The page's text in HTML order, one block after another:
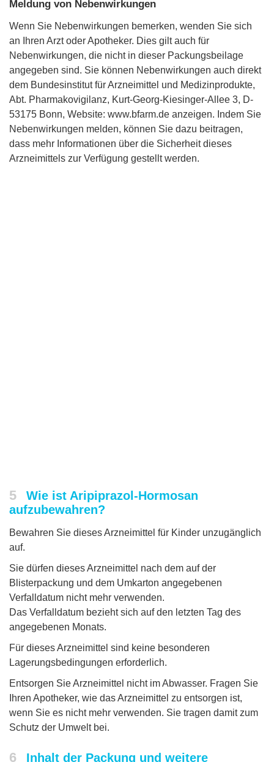
Meldung von Nebenwirkungen
Wenn Sie Nebenwirkungen bemerken, wenden Sie sich
an Ihren Arzt oder Apotheker. Dies gilt auch für
Nebenwirkungen, die nicht in dieser Packungsbeilage
angegeben sind. Sie können Nebenwirkungen auch direkt
dem Bundesinstitut für Arzneimittel und Medizinprodukte,
Abt. Pharmakovigilanz, Kurt-Georg-Kiesinger-Allee 3, D-
53175 Bonn, Website: www.bfarm.de anzeigen. Indem Sie
Nebenwirkungen melden, können Sie dazu beitragen,
dass mehr Informationen über die Sicherheit dieses
Arzneimittels zur Verfügung gestellt werden.
5
Wie ist Aripiprazol-Hormosan
aufzubewahren?
Bewahren Sie dieses Arzneimittel für Kinder unzugänglich
auf.
Sie dürfen dieses Arzneimittel nach dem auf der
Blisterpackung und dem Umkarton angegebenen
Verfalldatum nicht mehr verwenden.
Das Verfalldatum bezieht sich auf den letzten Tag des
angegebenen Monats.
Für dieses Arzneimittel sind keine besonderen
Lagerungsbedingungen erforderlich.
Entsorgen Sie Arzneimittel nicht im Abwasser. Fragen Sie
Ihren Apotheker, wie das Arzneimittel zu entsorgen ist,
wenn Sie es nicht mehr verwenden. Sie tragen damit zum
Schutz der Umwelt bei.
6
Inhalt der Packung und weitere